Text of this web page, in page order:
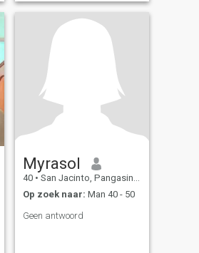
Myrasol
40 • San Jacinto, Pangasinan, Filipijnen
Op zoek naar: Man 40 - 50
Geen antwoord